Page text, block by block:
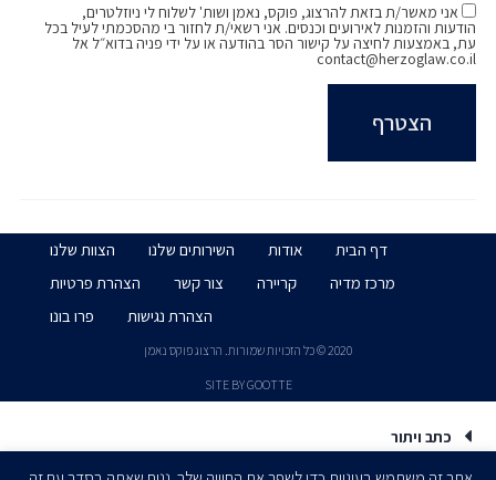
אני מאשר/ת בזאת להרצוג, פוקס, נאמן ושות' לשלוח לי ניוזלטרים,
הודעות והזמנות לאירועים וכנסים. אני רשאי/ת לחזור בי מהסכמתי לעיל בכל
עת, באמצעות לחיצה על קישור הסר בהודעה או על ידי פניה בדוא״ל אל
contact@herzoglaw.co.il
דף הבית אודות השירותים שלנו
הצוות שלנו
מרכז מדיה
קריירה צור קשר
הצהרת פרטיות
הצהרת נגישות
פרו בונו
2020 © כל הזכויות שמורות. הרצוג פוקס נאמן
SITE BY GOOTTE
כתב ויתור